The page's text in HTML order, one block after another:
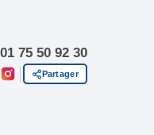
01 75 50 92 30
Partager